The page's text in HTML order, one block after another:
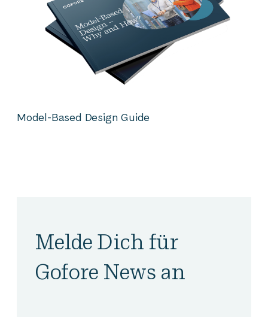
Model-Based Design Guide
Melde Dich für
Gofore News an